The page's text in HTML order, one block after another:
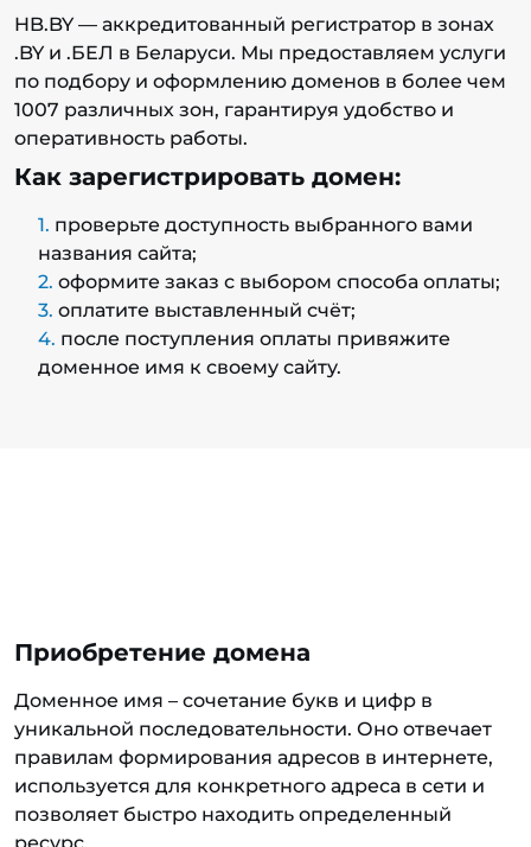
HB.BY — аккредитованный регистратор в зонах
.BY и .БЕЛ в Беларуси. Мы предоставляем услуги
по подбору и оформлению доменов в более чем
1007 различных зон, гарантируя удобство и
оперативность работы.
Как зарегистрировать домен:
проверьте доступность выбранного вами
названия сайта;
оформите заказ с выбором способа оплаты;
оплатите выставленный счёт;
после поступления оплаты привяжите
доменное имя к своему сайту.
Приобретение домена
Доменное имя – сочетание букв и цифр в
уникальной последовательности. Оно отвечает
правилам формирования адресов в интернете,
используется для конкретного адреса в сети и
позволяет быстро находить определенный